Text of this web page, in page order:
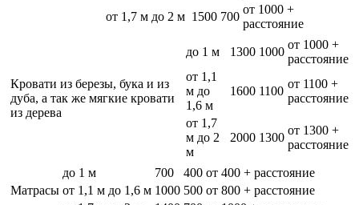
от 1,7 м до 2 м 1500 700
от 1000 +
расстояние
Кровати из березы, бука и из
дуба, а так же мягкие кровати
из дерева
до 1 м 1300 1000
от 1000 +
расстояние
от 1,1
м до
1,6 м
1600 1100
от 1100 +
расстояние
от 1,7
м до 2
м
2000 1300
от 1300 +
расстояние
Матрасы
до 1 м 700 400 от 400 + расстояние
от 1,1 м до 1,6 м 1000 500 от 800 + расстояние